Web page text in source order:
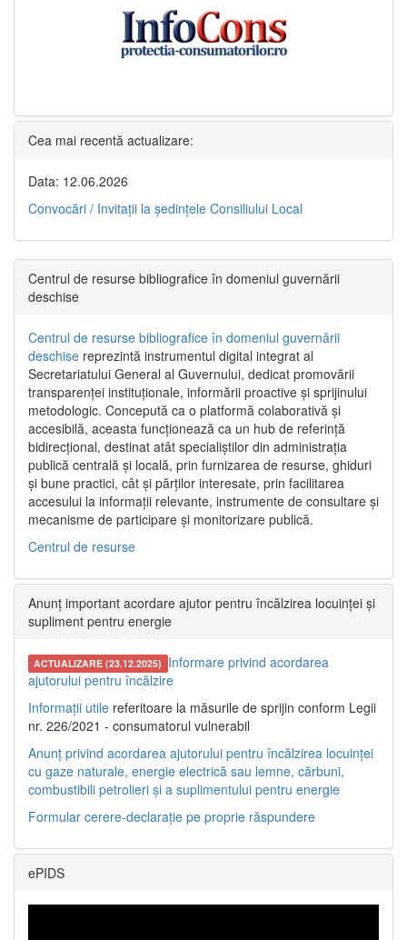
Cea mai recentă actualizare:
Data: 12.06.2026
Convocări / Invitaţii la şedinţele Consiliului Local
Centrul de resurse bibliografice în domeniul guvernării
deschise
Centrul de resurse bibliografice în domeniul guvernării
deschise reprezintă instrumentul digital integrat al
Secretariatului General al Guvernului, dedicat promovării
transparenței instituționale, informării proactive și sprijinului
metodologic. Concepută ca o platformă colaborativă și
accesibilă, aceasta funcționează ca un hub de referință
bidirecțional, destinat atât specialiștilor din administrația
publică centrală și locală, prin furnizarea de resurse, ghiduri
și bune practici, cât și părților interesate, prin facilitarea
accesului la informații relevante, instrumente de consultare și
mecanisme de participare și monitorizare publică.
Centrul de resurse
Anunț important acordare ajutor pentru încălzirea locuinței și
supliment pentru energie
ACTUALIZARE (23.12.2025) Informare privind acordarea
ajutorului pentru încălzire
Informații utile referitoare la măsurile de sprijin conform Legii
nr. 226/2021 - consumatorul vulnerabil
Anunț privind acordarea ajutorului pentru încălzirea locuinței
cu gaze naturale, energie electrică sau lemne, cărbuni,
combustibili petrolieri și a suplimentului pentru energie
Formular cerere-declarație pe proprie răspundere
ePIDS